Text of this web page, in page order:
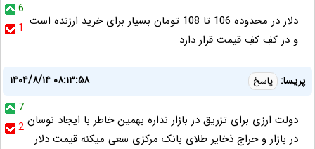
6
1 دلار در محدوده 106 تا 108 تومان بسیار برای خرید ارزنده است
و در کفِ کفِ قیمت قرار دارد
پریسا: پاسخ
۱۴۰۴/۸/۱۴ ۰۸:۱۳:۵۸
7
2 دولت ارزی برای تزریق در بازار نداره بهمین خاطر با ایجاد نوسان
در بازار و حراج ذخایر طلای بانک مرکزی سعی میکنه قیمت دلار